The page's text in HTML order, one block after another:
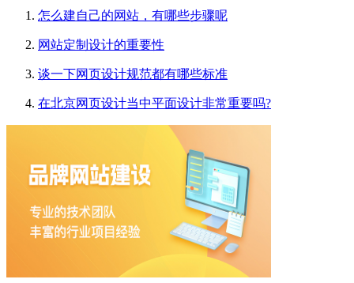
怎么建自己的网站，有哪些步骤呢
网站定制设计的重要性
谈一下网页设计规范都有哪些标准
在北京网页设计当中平面设计非常重要吗?